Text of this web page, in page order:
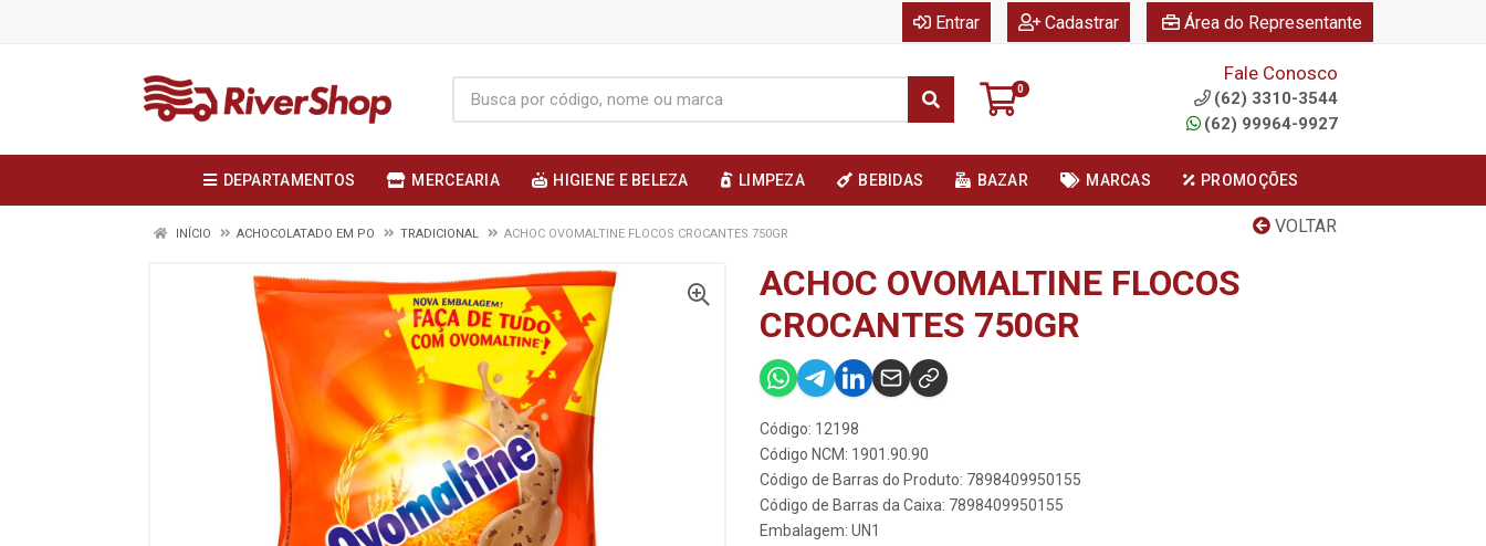
Entrar Cadastrar Área do Representante
0
Fale Conosco
(62) 3310-3544
(62) 99964-9927
DEPARTAMENTOS MERCEARIA HIGIENE E BELEZA LIMPEZA BEBIDAS BAZAR MARCAS PROMOÇÕES
VOLTAR
INÍCIO ACHOCOLATADO EM PO TRADICIONAL ACHOC OVOMALTINE FLOCOS CROCANTES 750GR
ACHOC OVOMALTINE FLOCOS
CROCANTES 750GR
Código: 12198
Código NCM: 1901.90.90
Código de Barras do Produto: 7898409950155
Código de Barras da Caixa: 7898409950155
Embalagem: UN1